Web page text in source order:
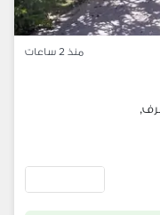
منذ 2 ساعات